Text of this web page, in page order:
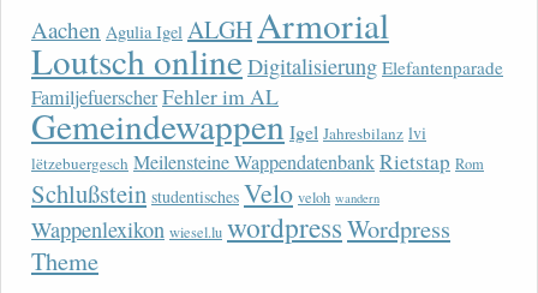
Aachen Agulia Igel ALGHArmorial
Loutsch onlineDigitalisierung Elefantenparade
FamiljefuerscherFehler im AL
Gemeindewappen Igel Jahresbilanz lvi
lëtzebuergesch Meilensteine WappendatenbankRietstap Rom
Schlußstein studentisches Velo veloh wandern
Wappenlexikon wiesel.lu wordpressWordpress
Theme